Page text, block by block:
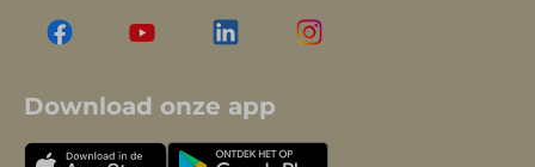
Download onze app